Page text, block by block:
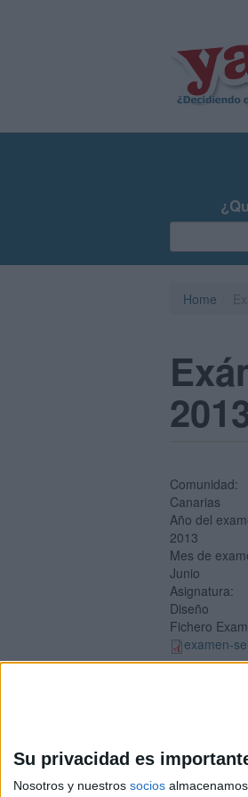
Su privacidad es
Nosotros y nuestros socios
Home
Comunidad:
Canarias
Año del
2013
Mes de
Junio
Asignatura:
Diseño
Fichero
examen-